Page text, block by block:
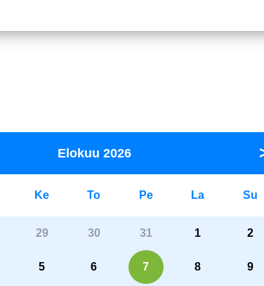
Elokuu 2026
Ke To Pe La Su
29 30 31 1 2
5 6 7 8 9